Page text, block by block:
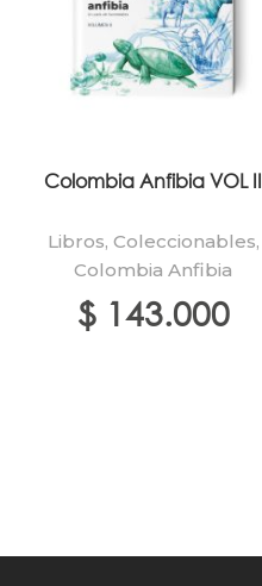
Colombia Anfibia VOL II
Libros, Coleccionables,
Colombia Anfibia
$143.000